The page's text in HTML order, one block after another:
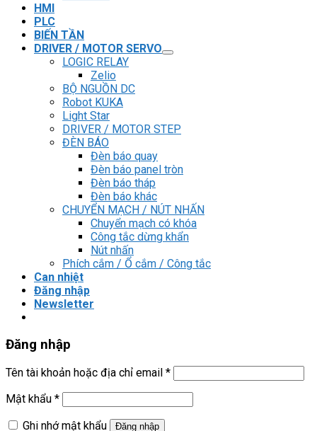
HMI
PLC
BIẾN TẦN
DRIVER / MOTOR SERVO
LOGIC RELAY
Zelio
BỘ NGUỒN DC
Robot KUKA
Light Star
DRIVER / MOTOR STEP
ĐÈN BÁO
Đèn báo quay
Đèn báo panel tròn
Đèn báo tháp
Đèn báo khác
CHUYỂN MẠCH / NÚT NHẤN
Chuyển mạch có khóa
Công tắc dừng khẩn
Nút nhấn
Phích cắm / Ổ cắm / Công tắc
Can nhiệt
Đăng nhập
Newsletter
Đăng nhập
Tên tài khoản hoặc địa chỉ email *
Mật khẩu *
Ghi nhớ mật khẩu
Đăng nhập